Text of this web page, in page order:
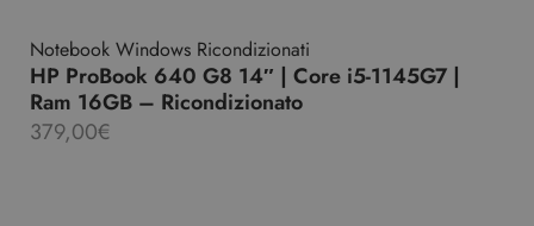
Notebook Windows Ricondizionati
HP ProBook 640 G8 14″ | Core i5-1145G7 |
Ram 16GB – Ricondizionato
379,00€